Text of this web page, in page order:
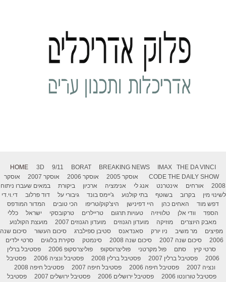
HOME 3D 9/11 BORAT BREAKING NEWS IMAX
THE DA VINCI
CODE THE DAILY SHOW אוסקר 2005 אוסקר 2006 אוסקר 2007
אוסקר
2008
אורחים אינטרנט אנג לי אנימציה ארכיון ביקורת
במאים שעברו ניתוח
לשינוי מין
בקרוב בשוטף בתי קולנוע ג'יימס בונד גיבורי על דוד פרלוב
די.וי.די
דפש מוד
האחים כהן היי דפינישן היצ'קוק/טריפו הכי טובים
המדור המודפס
הספד
וודי אלן טלוויזיה טעויות תרגום טריילרים טרקובסקי ישראל
כללי
מאבק היוצרים
מוזיקה מועדון הגנוזים מועדון הגנוזים 2007
מועצת הקולנוע
מפיצים
מר משיב ניו יורק סאנדאנס סטיבן ספילברג סיכום העשור
סיכום שנה
2006
סיכום שנה 2007 סיכום שנה 2008 סינמטק סקירת בלוגים
סרטי ילדים
סרטי קיץ
סתם פול מקרטני פוליצרוסקופ פוליצרסקופ 2006
פסטיבל ברלין
2006
פסטיבל ברלין 2007 פסטיבל ברלין 2008 פסטיבל ונציה 2006
פסטיבל
ונציה 2007
פסטיבל חיפה 2006 פסטיבל חיפה 2007
פסטיבל חיפה 2008
פסטיבל טורונטו 2006
פסטיבל ירושלים 2006 פסטיבל ירושלים 2007
פסטיבל